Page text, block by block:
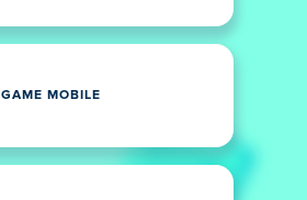
GAME MOBILE